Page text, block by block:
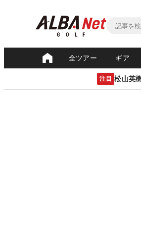
全ツアー ギア
注目 松山英